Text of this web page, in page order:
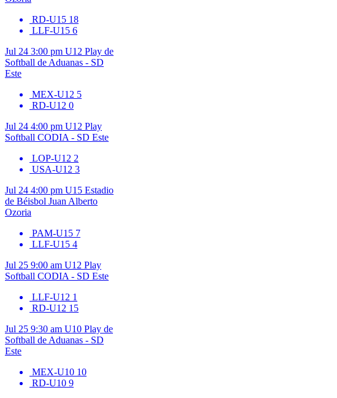
RD-U15 18
LLF-U15 6
Jul 24 3:00 pm U12 Play de
Softball de Aduanas - SD
Este
MEX-U12 5
RD-U12 0
Jul 24 4:00 pm U12 Play
Softball CODIA - SD Este
LOP-U12 2
USA-U12 3
Jul 24 4:00 pm U15 Estadio
de Béisbol Juan Alberto
Ozoria
PAM-U15 7
LLF-U15 4
Jul 25 9:00 am U12 Play
Softball CODIA - SD Este
LLF-U12 1
RD-U12 15
Jul 25 9:30 am U10 Play de
Softball de Aduanas - SD
Este
MEX-U10 10
RD-U10 9